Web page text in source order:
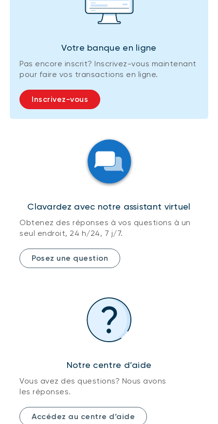
Votre banque en ligne
Pas encore inscrit? Inscrivez-vous maintenant
pour faire vos transactions en ligne.
Inscrivez-vous
Clavardez avec notre assistant virtuel
Obtenez des réponses à vos questions à un
seul endroit, 24 h/24, 7 j/7.
Posez une question
Notre centre d’aide
Vous avez des questions? Nous avons
les réponses.
Accédez au centre d’aide